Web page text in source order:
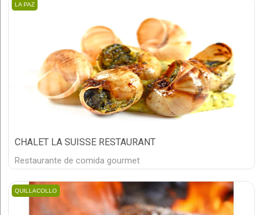
LA PAZ
CHALET LA SUISSE RESTAURANT
Restaurante de comida gourmet
QUILLACOLLO